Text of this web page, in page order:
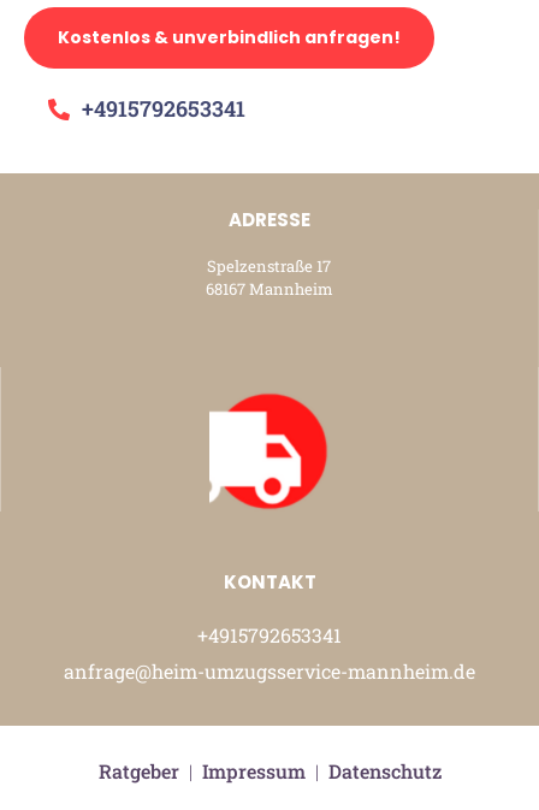
Kostenlos & unverbindlich anfragen!
+4915792653341
ADRESSE
Spelzenstraße 17
68167 Mannheim
KONTAKT
+4915792653341
anfrage@heim-umzugsservice-mannheim.de
Ratgeber| Impressum| Datenschutz